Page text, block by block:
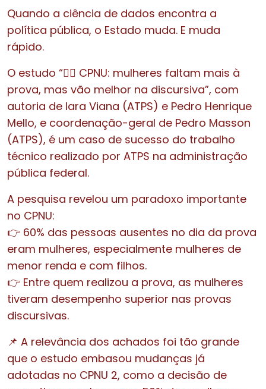
Quando a ciência de dados encontra a
política pública, o Estado muda. E muda
rápido.
O estudo “👩‍⚖️ CPNU: mulheres faltam mais à
prova, mas vão melhor na discursiva”, com
autoria de Iara Viana (ATPS) e Pedro Henrique
Mello, e coordenação-geral de Pedro Masson
(ATPS), é um caso de sucesso do trabalho
técnico realizado por ATPS na administração
pública federal.
A pesquisa revelou um paradoxo importante
no CPNU:
👉 60% das pessoas ausentes no dia da prova
eram mulheres, especialmente mulheres de
menor renda e com filhos.
👉 Entre quem realizou a prova, as mulheres
tiveram desempenho superior nas provas
discursivas.
📌 A relevância dos achados foi tão grande
que o estudo embasou mudanças já
adotadas no CPNU 2, como a decisão de